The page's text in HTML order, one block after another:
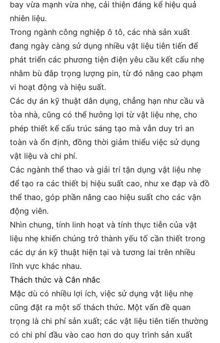
bay vừa mạnh vừa nhẹ, cải thiện đáng kể hiệu quả
nhiên liệu.
Trong ngành công nghiệp ô tô, các nhà sản xuất
đang ngày càng sử dụng nhiều vật liệu tiên tiến để
phát triển các phương tiện điện yêu cầu kết cấu nhẹ
nhằm bù đắp trọng lượng pin, từ đó nâng cao phạm
vi hoạt động và hiệu suất.
Các dự án kỹ thuật dân dụng, chẳng hạn như cầu và
tòa nhà, cũng có thể hưởng lợi từ vật liệu nhẹ, cho
phép thiết kế cấu trúc sáng tạo mà vẫn duy trì an
toàn và ổn định, đồng thời giảm thiểu việc sử dụng
vật liệu và chi phí.
Các ngành thể thao và giải trí tận dụng vật liệu nhẹ
để tạo ra các thiết bị hiệu suất cao, như xe đạp và đồ
thể thao, góp phần nâng cao hiệu suất cho các vận
động viên.
Nhìn chung, tính linh hoạt và tính thực tiễn của vật
liệu nhẹ khiến chúng trở thành yếu tố cần thiết trong
các dự án kỹ thuật hiện tại và tương lai trên nhiều
lĩnh vực khác nhau.
Thách thức và Cân nhắc
Mặc dù có nhiều lợi ích, việc sử dụng vật liệu nhẹ
cũng đặt ra một số thách thức. Một vấn đề quan
trọng là chi phí sản xuất; các vật liệu tiên tiến thường
có chi phí đầu vào cao hơn do quy trình sản xuất